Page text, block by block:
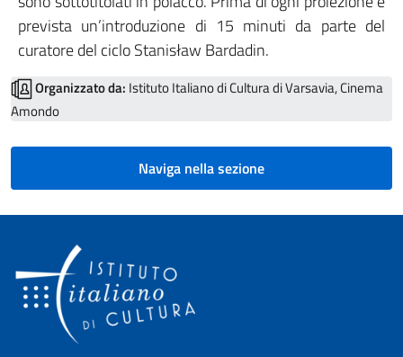
prevista un’introduzione di 15 minuti da parte del
curatore del ciclo Stanisław Bardadin.
Organizzato da: Istituto Italiano di Cultura di Varsavia, Cinema
Amondo
Naviga nella sezione